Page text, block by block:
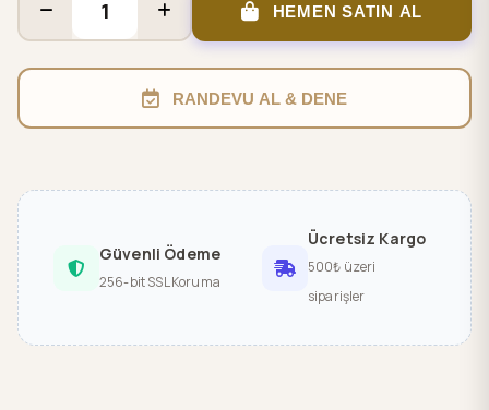
HEMEN SATIN AL
RANDEVU AL & DENE
Güvenli Ödeme
256-bit SSL Koruma
Ücretsiz Kargo
500₺ üzeri
siparişler